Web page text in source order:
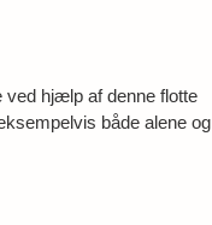
hjælp af denne flotte
både alene og